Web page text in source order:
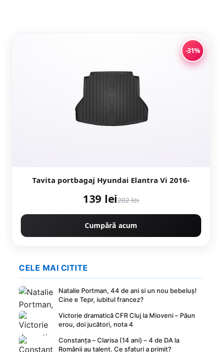
-31%
Tavita portbagaj Hyundai Elantra Vi 2016-
139 lei202 lei
Cumpără acum
CELE MAI CITITE
Natalie Portman, 44 de ani si un nou bebeluș!
Cine e Tepr, iubitul francez?
Victorie dramatică CFR Cluj la Mioveni – Păun
erou, doi jucători, nota 4
Constanța – Clarisa (14 ani) – 4 de DA la
Românii au talent. Ce sfaturi a primit?